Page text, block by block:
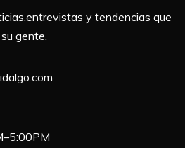
y tendencias que
gente.